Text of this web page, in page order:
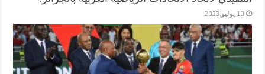
10 يوليو,2023